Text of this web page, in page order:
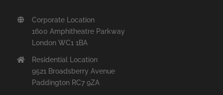
Corporate Location
1600 Amphitheatre Parkway
London WC1 1BA
Residential Location
9521 Broadsberry Avenue
Paddington RC7 9ZA